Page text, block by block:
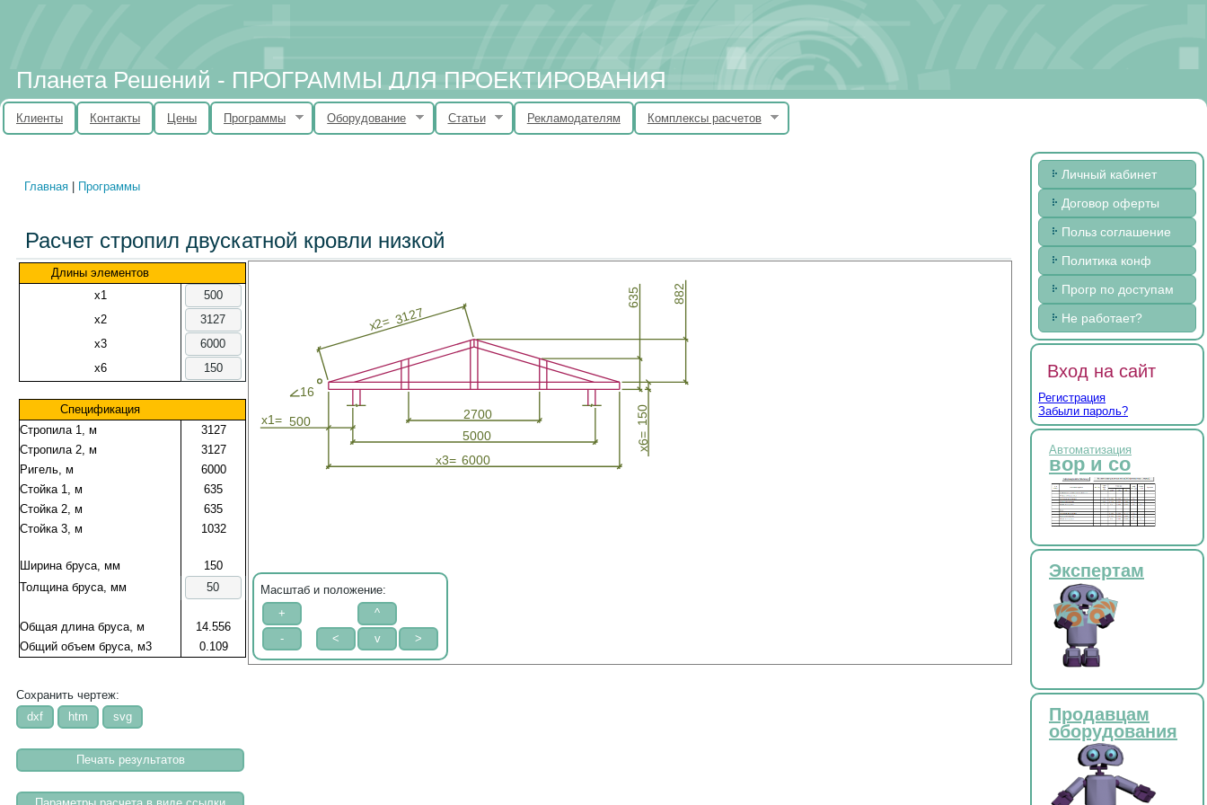
Планета Решений - ПРОГРАММЫ ДЛЯ ПРОЕКТИРОВАНИЯ
Клиенты Контакты Цены Программы Оборудование Статьи Рекламодателям Комплексы расчетов
Вы здесь
Главная | Программы
Расчет стропил двускатной кровли низкой
Длины элементов
x1
x2
x3
x6
Спецификация
Стропила 1, м
3127
Стропила 2, м
3127
Ригель, м
6000
Стойка 1, м
635
Стойка 2, м
635
Стойка 3, м
1032
Ширина бруса, мм
150
Толщина бруса, мм
Общая длина бруса, м
14.556
Общий объем бруса, м3
0.109
x6=
150
16
x3=
x2=
x1= 2700
635
5000
500
882
3127
6000
Масштаб и положение:
Сохранить чертеж:
Личный кабинет
Договор оферты
Польз соглашение
Политика конф
Прогр по доступам
Не работает?
Вход на сайт
Регистрация
Забыли пароль?
Автоматизация
вор и со
Экспертам
Продавцам
оборудования